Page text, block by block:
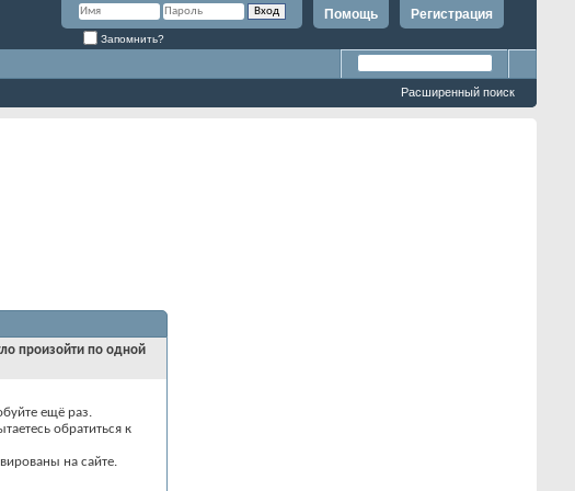
Регистрация
Помощь
Запомнить?
Расширенный поиск
произойти по одной
ещё раз.
обратиться к
на сайте.